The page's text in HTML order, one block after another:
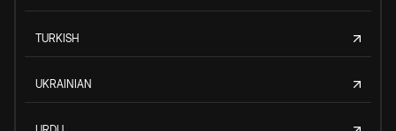
TURKISH
UKRAINIAN